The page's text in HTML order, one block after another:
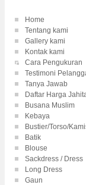
Home
Tentang kami
Gallery kami
Kontak kami
Cara Pengukuran
Testimoni
Tanya Jawab
Daftar Harga
Busana Muslim
Kebaya
Bustier/Torso/
Batik
Blouse
Sackdress / Dress
Long Dress
Gaun